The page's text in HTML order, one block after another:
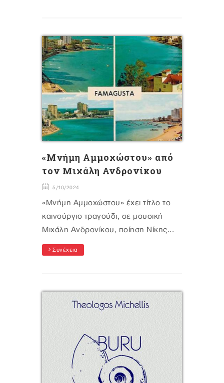
«Μνήμη Αμμοχώστου» από
τον Μιχάλη Ανδρονίκου
5/10/2024
«Μνήμη Αμμοχώστου» έχει τίτλο το
καινούργιο τραγούδι, σε μουσική
Μιχάλη Ανδρονίκου, ποίηση Νίκης...
Συνέχεια